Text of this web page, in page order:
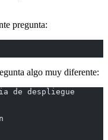
pregunta:
algo muy diferente:
de despliegue